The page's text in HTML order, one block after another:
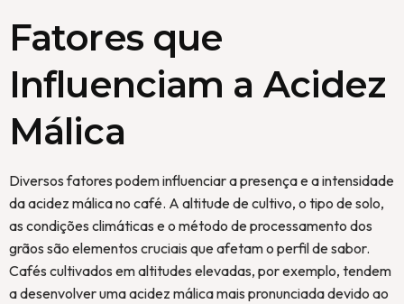
Fatores que
Influenciam a Acidez
Málica
Diversos fatores podem influenciar a presença e a intensidade
da acidez málica no café. A altitude de cultivo, o tipo de solo,
as condições climáticas e o método de processamento dos
grãos são elementos cruciais que afetam o perfil de sabor.
Cafés cultivados em altitudes elevadas, por exemplo, tendem
a desenvolver uma acidez málica mais pronunciada devido ao